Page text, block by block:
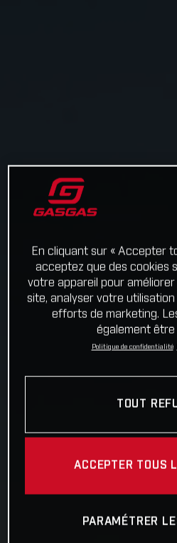
En cliquant sur « Accepter
acceptez que des cookies
votre appareil pour
site, analyser votre
efforts de marketing.
également être
Politique de confidentialité
TOUT
ACCEPTER TOUS
PARAMÉTRER